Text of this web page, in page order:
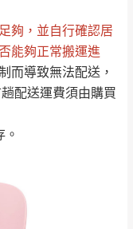
夠 ，並自行確認居
能夠正常搬運進
而導致無法配送，
配送運費須由購買
。
峨眉鄉、五峰鄉、
橫山、北埔鄉、尖
石鄉、寶山鄉山
區、新埔山區、芎
雙溪、貢寮、烏
們客服會與您
單。
）
詢問下單後無
與您聯絡